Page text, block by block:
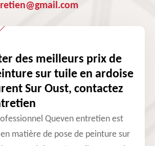
des meilleurs prix de
sur tuile en ardoise
Sur Oust, contactez
Queven entretien est
matière de pose de peinture sur